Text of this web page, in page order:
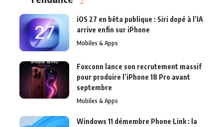
iOS 27 en bêta publique : Siri dopé à l’IA
arrive enfin sur iPhone
Mobiles & Apps
Foxconn lance son recrutement massif
pour produire l’iPhone 18 Pro avant
septembre
Mobiles & Apps
Windows 11 démembre Phone Link : la